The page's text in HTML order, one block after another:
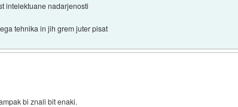
intelektuane nadarjenosti
tehnika in jih grem juter pisat
bi znali bit enaki.